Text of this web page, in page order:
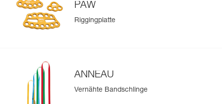
PAW
Riggingplatte
ANNEAU
Vernähte Bandschlinge